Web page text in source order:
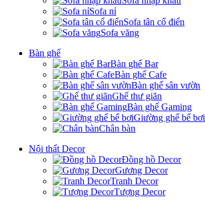
Sofa nỉ
Sofa tân cổ điển
Sofa văng
Bàn ghế
Bàn ghế Bar
Bàn ghế Cafe
Bàn ghế sân vườn
Ghế thư giãn
Bàn ghế Gaming
Giường ghế bể bơi
Chân bàn
Nội thất Decor
Đồng hồ Decor
Gương Decor
Tranh Decor
Tượng Decor